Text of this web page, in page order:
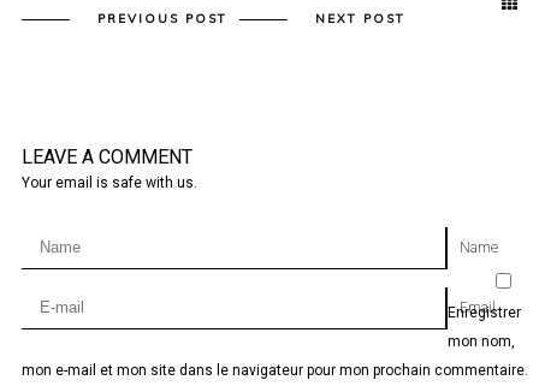
PREVIOUS POST NEXT POST
LEAVE A COMMENT
Your email is safe with us.
Name
Email
Enregistrer
mon nom,
mon e-mail et mon site dans le navigateur pour mon prochain commentaire.